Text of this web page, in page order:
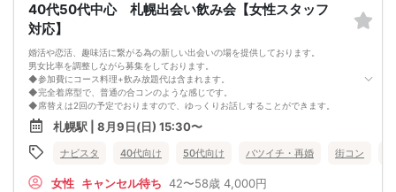
7. 当日は年齢確認のできる身分証をお持ちください。イベントの対象年齢でない
ことが発覚した場合、参加費を全額徴収し返金はいたしかねます。
8. 15分以上の遅刻はキャンセルとみなす可能性があります。
9. 当日受付にお越しになってからのキャンセル、途中キャンセルは出来ません。
10. イベント中止に伴うユーザーへの返金額は、チケット代金となり、交通費、宿
泊費、通信費等の返金は行いません。
11. 領収書の発行はいたしかねます。
お申し込みが完了した時点で上記すべての事項に同意したと判断いたします。
8/9(日)20-39アニメ好きコン札幌
40代50代中心 札幌出会い飲み会【女性スタッフ
対応】
婚活や恋活、趣味活に繋がる為の新しい出会いの場を提供しております。
男女比率を調整しながら募集をしております。
◆参加費にコース料理+飲み放題代は含まれます。
◆完全着席型で、普通の合コンのような感じです。
◆席替えは2回の予定でおりますので、ゆっくりお話しすることができます。
少人数開催の場合席替えがない場合もございます。
◆スタートから終わりまで、スタッフも同行しますので、一人参加の方や初参加
の方も安心だと思います。
◆カップリング・プロフィールカードの記入はございません。
換しておいてください。
札幌駅 | 8月9日(日) 15:30〜
ナビスタ 40代向け 50代向け バツイチ・再婚 街コン
女性 キャンセル待ち 42〜58歳 4,000円